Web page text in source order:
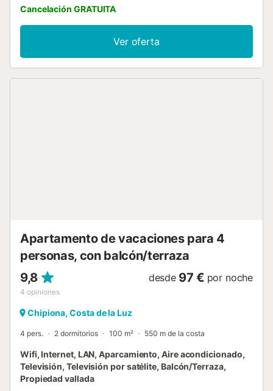
calefacción centralizada, televisión privada con vídeo bajo
demanda, lavadora, secadora y un espacio de trabajo
privado. También tenéis cuna disponible y toallas de playa
incluidas. Salid a disfrutar de 2 terrazas privadas sin cubrir
y acceso a un jardín compartido con ducha exterior. El
Cancelación GRATUITA
Ver oferta
Apartamento de vacaciones para 4
personas, con balcón/terraza
9,8
4 opiniones
desde 97 € por noche
Chipiona, Costa de la Luz
4 pers. 2 dormitorios 100 m² 550 m de la costa
Wifi, Internet, LAN, Aparcamiento, Aire acondicionado,
Televisión, Televisión por satélite, Balcón/Terraza,
Propiedad vallada